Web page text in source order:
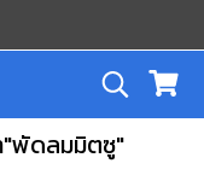
"พัดลมมิตซู"